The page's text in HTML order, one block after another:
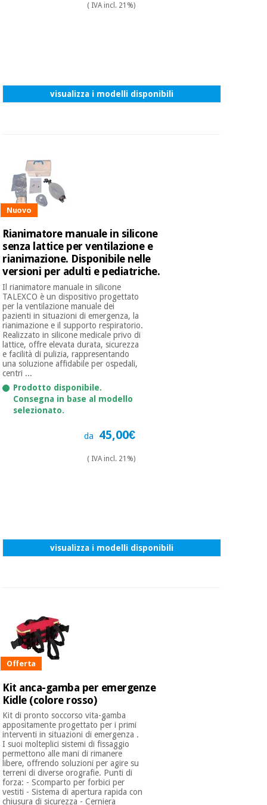
( IVA incl. 21%)
visualizza i modelli disponibili
Nuovo
Rianimatore manuale in silicone
senza lattice per ventilazione e
rianimazione. Disponibile nelle
versioni per adulti e pediatriche.
Il rianimatore manuale in silicone
TALEXCO è un dispositivo progettato
per la ventilazione manuale dei
pazienti in situazioni di emergenza, la
rianimazione e il supporto respiratorio.
Realizzato in silicone medicale privo di
lattice, offre elevata durata, sicurezza
e facilità di pulizia, rappresentando
una soluzione affidabile per ospedali,
centri ...
Prodotto disponibile.
Consegna in base al modello
selezionato.
da 45,00€
( IVA incl. 21%)
visualizza i modelli disponibili
Offerta
Kit anca-gamba per emergenze
Kidle (colore rosso)
Kit di pronto soccorso vita-gamba
appositamente progettato per i primi
interventi in situazioni di emergenza .
I suoi molteplici sistemi di fissaggio
permettono alle mani di rimanere
libere, offrendo soluzioni per agire su
terreni di diverse orografie. Punti di
forza: - Scomparto per forbici per
vestiti - Sistema di apertura rapida con
chiusura di sicurezza - Cerniera